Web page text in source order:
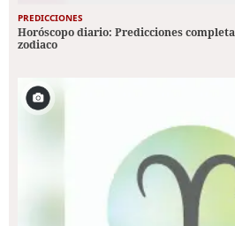
PREDICCIONES
Horóscopo diario: Predicciones
zodiaco